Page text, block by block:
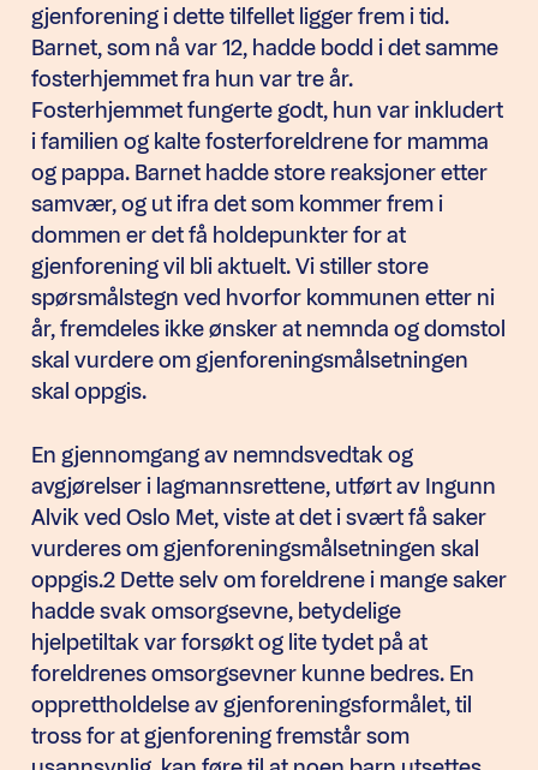
gjenforening i dette tilfellet ligger frem i tid.
Barnet, som nå var 12, hadde bodd i det samme
fosterhjemmet fra hun var tre år.
Fosterhjemmet fungerte godt, hun var inkludert
i familien og kalte fosterforeldrene for mamma
og pappa. Barnet hadde store reaksjoner etter
samvær, og ut ifra det som kommer frem i
dommen er det få holdepunkter for at
gjenforening vil bli aktuelt. Vi stiller store
spørsmålstegn ved hvorfor kommunen etter ni
år, fremdeles ikke ønsker at nemnda og domstol
skal vurdere om gjenforeningsmålsetningen
skal oppgis.
En gjennomgang av nemndsvedtak og
avgjørelser i lagmannsrettene, utført av Ingunn
Alvik ved Oslo Met, viste at det i svært få saker
vurderes om gjenforeningsmålsetningen skal
oppgis.2 Dette selv om foreldrene i mange saker
hadde svak omsorgsevne, betydelige
hjelpetiltak var forsøkt og lite tydet på at
foreldrenes omsorgsevner kunne bedres. En
opprettholdelse av gjenforeningsformålet, til
tross for at gjenforening fremstår som